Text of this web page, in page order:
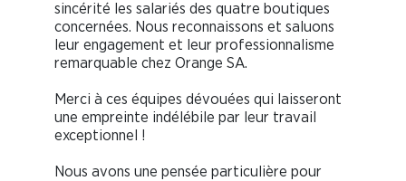
sincérité les salariés des quatre boutiques
concernées. Nous reconnaissons et saluons
leur engagement et leur professionnalisme
remarquable chez Orange SA.
Merci à ces équipes dévouées qui laisseront
une empreinte indélébile par leur travail
exceptionnel !
Nous avons une pensée particulière pour